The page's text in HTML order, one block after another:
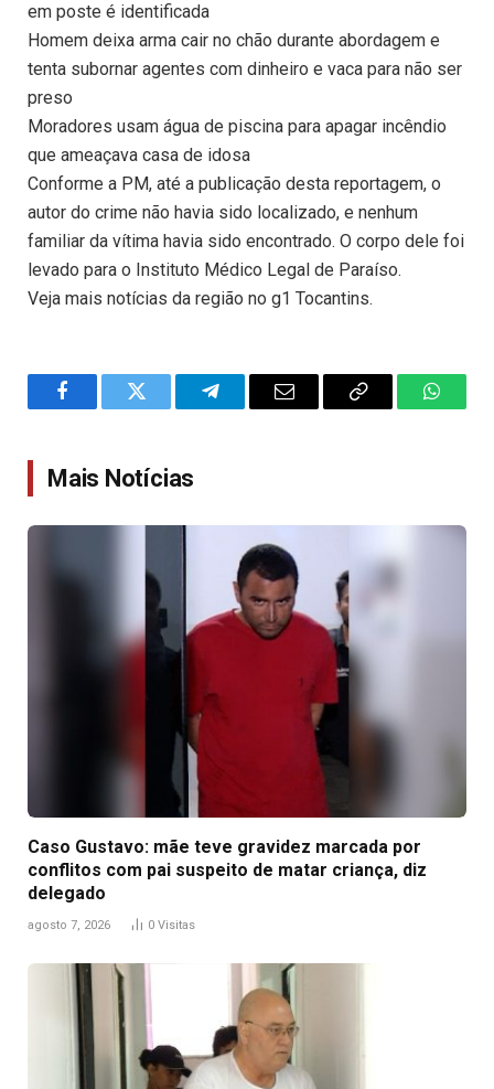
em poste é identificada
Homem deixa arma cair no chão durante abordagem e
tenta subornar agentes com dinheiro e vaca para não ser
preso
Moradores usam água de piscina para apagar incêndio
que ameaçava casa de idosa
Conforme a PM, até a publicação desta reportagem, o
autor do crime não havia sido localizado, e nenhum
familiar da vítima havia sido encontrado. O corpo dele foi
levado para o Instituto Médico Legal de Paraíso.
Veja mais notícias da região no g1 Tocantins.
FacebookTwitter TelegramEmail
Copy
Mais Notícias
Caso Gustavo: mãe teve gravidez marcada por
conflitos com pai suspeito de matar criança, diz
delegado
agosto 7, 2026 0 Visitas